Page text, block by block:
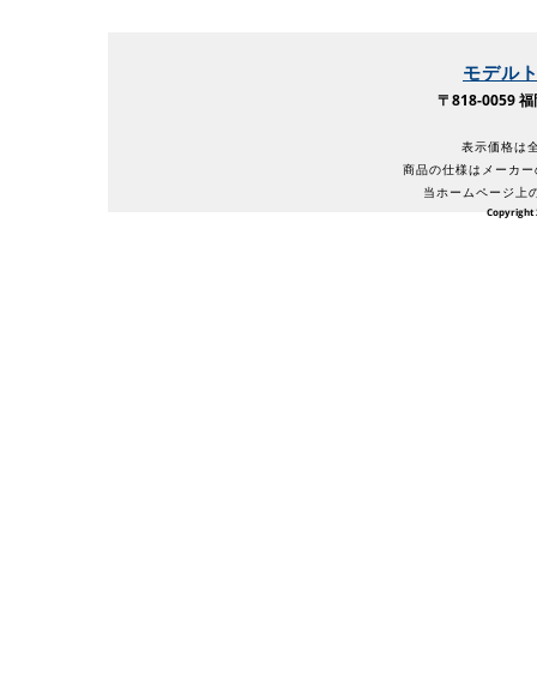
モデル
〒818-0059
表示価格は
商品の仕様はメーカ
当ホームページ上
Copyright